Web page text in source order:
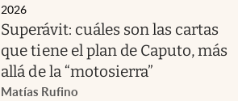
2026
Superávit: cuáles son las cartas
que tiene el plan de Caputo, más
allá de la “motosierra”
Matías Rufino